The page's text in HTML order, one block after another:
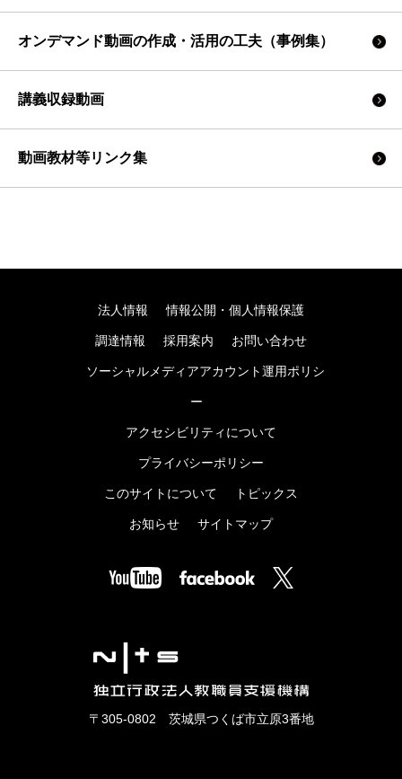
オンデマンド動画の作成・活用の工夫（事例集）
講義収録動画
動画教材等リンク集
〒305-0802 茨城県つくば市立原3番地
法人情報 情報公開・個人情報保護
調達情報 採用案内 お問い合わせ
ソーシャルメディアアカウント運用ポリシ
ー
アクセシビリティについて
プライバシーポリシー
このサイトについて トピックス
お知らせ サイトマップ